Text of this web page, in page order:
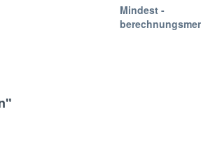
Mindest -